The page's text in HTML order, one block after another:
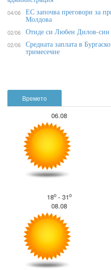
Времето
06.08
18o- 31o
08.08
04/06 ЕС започва преговори за
Молдова
02/06 Отиде си Любен Дилов-син
02/06 Средната заплата в
тримесечие